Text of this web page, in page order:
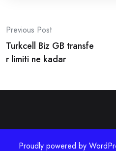
Post
navigation
Previous Post
Turkcell Biz GB transfe
r limiti ne kadar
Proudly powered by